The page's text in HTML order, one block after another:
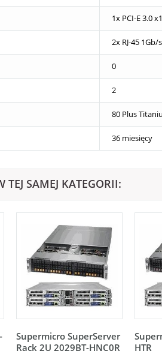
1x PCI-E 3.0
2x RJ-45 1Gb/s
0
2
80 Plus
36 miesięcy
SAMEJ KATEGORII:
Supermicro SuperServer
Rack 2U 2029BT-HNC0R
HTR